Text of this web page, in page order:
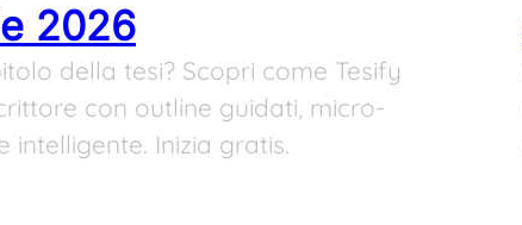
2026
della tesi? Scopri come Tesify
con outline guidati, micro-
intelligente. Inizia gratis.